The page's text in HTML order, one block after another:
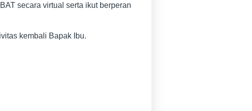
secara virtual serta ikut berperan
kembali Bapak Ibu.